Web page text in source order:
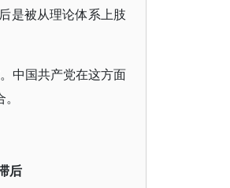
是被从理论体系上肢
中国共产党在这方面
后